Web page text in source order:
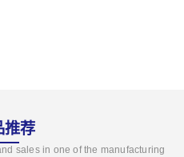
推荐
sales in one of the manufacturing